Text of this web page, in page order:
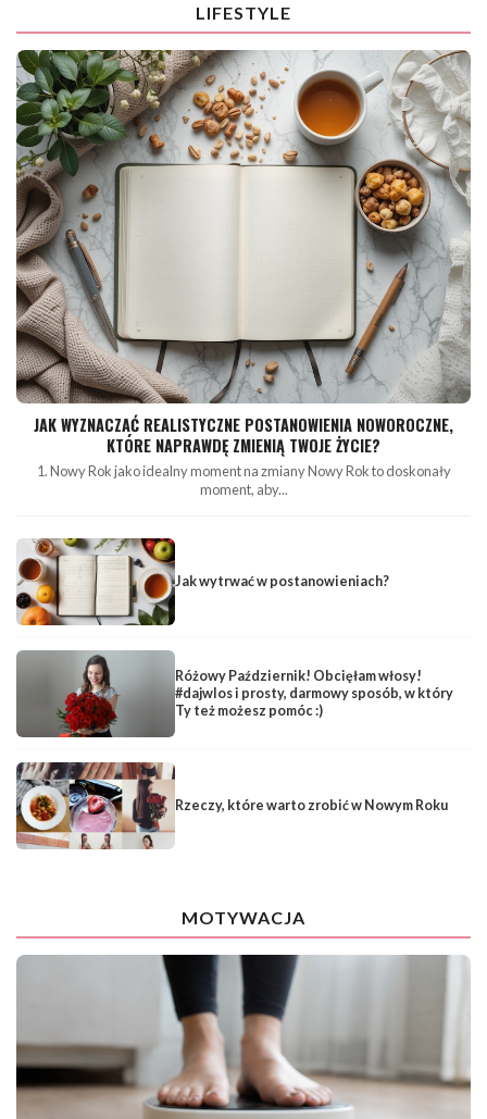
LIFESTYLE
JAK WYZNACZAĆ REALISTYCZNE POSTANOWIENIA NOWOROCZNE,
KTÓRE NAPRAWDĘ ZMIENIĄ TWOJE ŻYCIE?
1. Nowy Rok jako idealny moment na zmiany Nowy Rok to doskonały
moment, aby...
Jak wytrwać w postanowieniach?
Różowy Październik! Obcięłam włosy!
#dajwlos i prosty, darmowy sposób, w który
Ty też możesz pomóc :)
Rzeczy, które warto zrobić w Nowym Roku
MOTYWACJA